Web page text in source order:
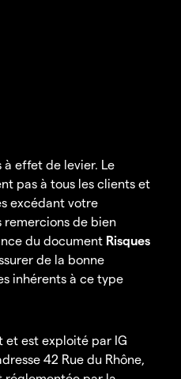
à effet de levier. Le
pas à tous les clients et
excédant votre
remercions de bien
du document Risques
de la bonne
inhérents à ce type
est exploité par IG
42 Rue du Rhône,